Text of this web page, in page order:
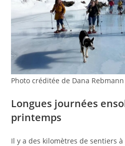
Photo créditée de Dana Rebmann
Longues journées
printemps
Il y a des kilomètres de sentiers